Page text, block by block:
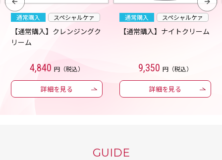
通常購入 スペシャルケァ
【通常購入】クレンジングク
リーム
4,840 円（税込）
詳細を見る
通常購入 スペシャルケァ
【通常購入】ナイトクリーム
9,350 円（税込）
詳細を見る
GUIDE